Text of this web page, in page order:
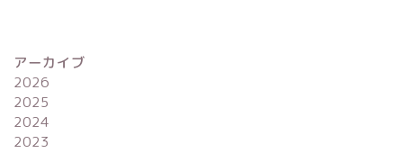
アーカイブ
2026
2025
2024
2023